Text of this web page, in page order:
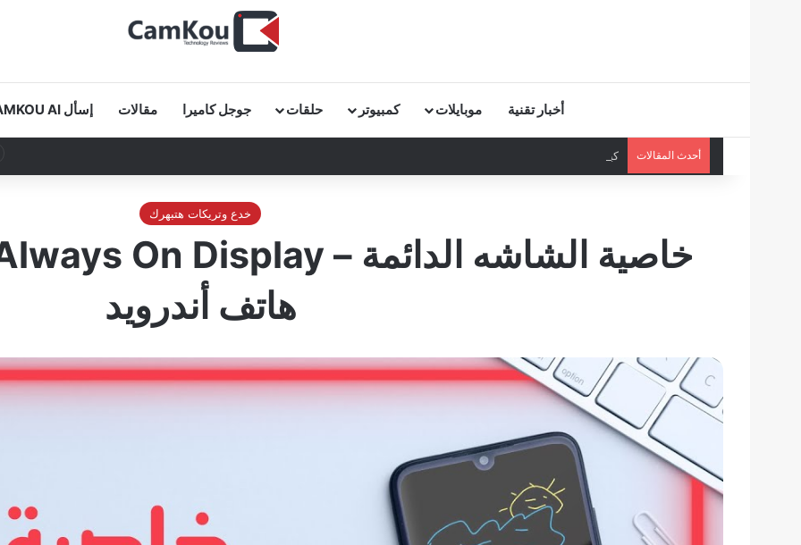
أخبار تقنية موبايلات كمبيوتر حلقات جوجل كاميرا مقالات إسأل CAMKOU AI
أحدث المقالات كيف تحمي أطفالك من ظاهرة “Elsagate” على يوتيوب؟
خدع وتريكات هتبهرك
هاتف أندرويد